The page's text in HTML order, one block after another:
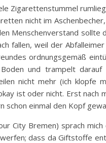
Zigarettenstummel
nicht im
Menschenverstand sollte
fallen, weil der
ordnungsgemäß
und trampelt darauf
nicht mehr (ich klopfe
ist oder nicht. Erst nach
schon einmal den Kopf
City Bremen) sprach mich
dass da Giftstoffe